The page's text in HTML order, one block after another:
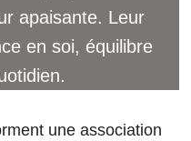
apaisante. Leur
en soi, équilibre
une association